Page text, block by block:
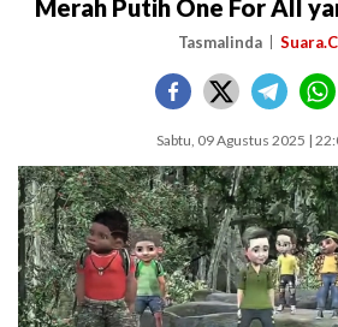
Merah Putih One For All
Tasmalinda
Sabtu, 09 Agustus 2025 |